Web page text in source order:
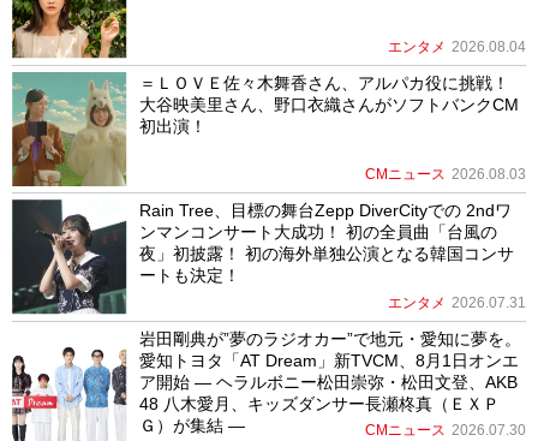
エンタメ 2026.08.04
＝ＬＯＶＥ佐々木舞香さん、アルパカ役に挑戦！
大谷映美里さん、野口衣織さんがソフトバンクCM
初出演！
CMニュース 2026.08.03
Rain Tree、目標の舞台Zepp DiverCityでの 2ndワ
ンマンコンサート大成功！ 初の全員曲「台風の
夜」初披露！ 初の海外単独公演となる韓国コンサ
ートも決定！
エンタメ 2026.07.31
岩田剛典が”夢のラジオカー”で地元・愛知に夢を。
愛知トヨタ「AT Dream」新TVCM、8月1日オンエ
ア開始 ― ヘラルボニー松田崇弥・松田文登、AKB
48 八木愛月、キッズダンサー長瀬柊真（ＥＸＰ
Ｇ）が集結 ―
CMニュース 2026.07.30